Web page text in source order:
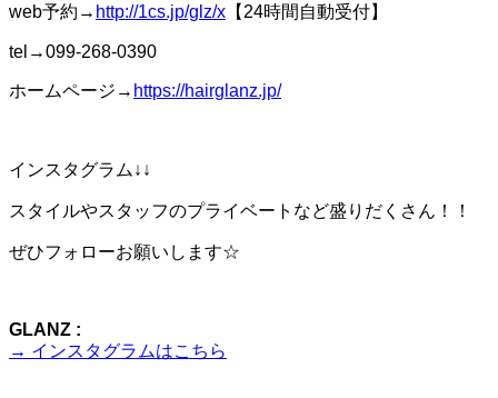
web予約→ http://1cs.jp/glz/x 【24時間自動受付】
tel→099-268-0390
ホームページ→ https://hairglanz.jp/
インスタグラム↓↓
スタイルやスタッフのプライベートなど盛りだくさん！！
ぜひフォローお願いします☆
GLANZ :
→ インスタグラムはこちら